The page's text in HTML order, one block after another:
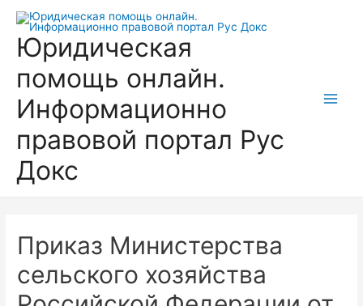
Перейти
содержимому
Юридическая
помощь онлайн.
Информационно
правовой портал Рус
Докс
Приказ Министерства
сельского хозяйства